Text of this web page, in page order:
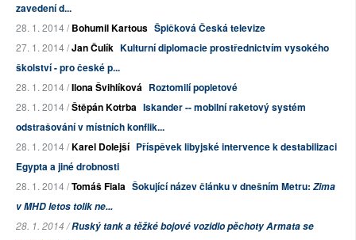
zavedení d...
28. 1. 2014 /Bohumil Kartous Špičková Česká televize
27. 1. 2014 /Jan Čulík Kulturní diplomacie prostřednictvím vysokého
školství - pro české p...
28. 1. 2014 /Ilona Švihlíková Roztomilí popletové
28. 1. 2014 /Štěpán Kotrba Iskander -- mobilní raketový systém
odstrašování v místních konflik...
28. 1. 2014 /Karel Dolejší Příspěvek libyjské intervence k destabilizaci
Egypta a jiné drobnosti
28. 1. 2014 /Tomáš Fiala Šokující název článku v dnešním Metru: Zima
v MHD letos tolik ne...
28. 1. 2014 /Ruský tank a těžké bojové vozidlo pěchoty Armata se